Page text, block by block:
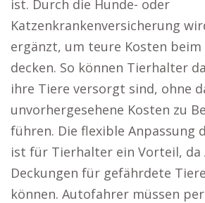
ist. Durch die Hunde- oder
Katzenkrankenversicherung
ergänzt, um teure Kosten
decken. So können Tierhalter
ihre Tiere versorgt sind, ohne
unvorhergesehene Kosten zu
führen. Die flexible Anpassung
ist für Tierhalter ein Vorteil, da
Deckungen für gefährdete
können. Autofahrer müssen